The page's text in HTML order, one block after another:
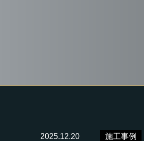
2025.12.20 施工事例